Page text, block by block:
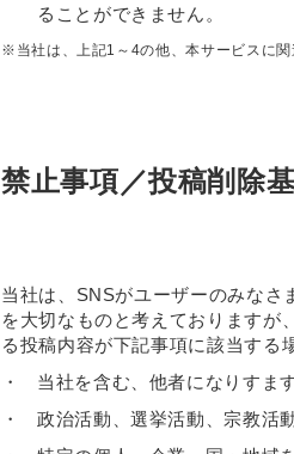
ることができません。
※当社は、上記1～4の他、本サービスに関
禁止事項／投稿削除
当社は、SNSがユーザーのみなさ
を大切なものと考えておりますが
る投稿内容が下記事項に該当する
・
当社を含む、他者になりすま
・
政治活動、選挙活動、宗教活